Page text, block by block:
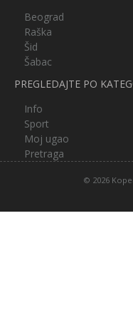
Beograd
Raška
Šid
Šabac
PREGLEDAJTE PO
Info
Sport
Moj ugao
Pretraga
© 2026